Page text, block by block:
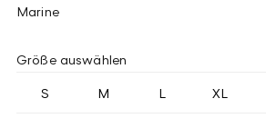
Marine
Größe auswählen
S M L XL